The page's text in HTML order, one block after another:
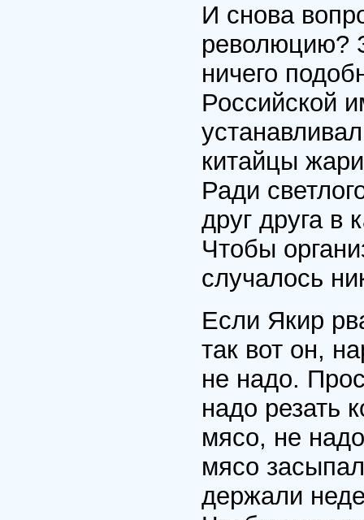
И снова
революцию?
ничего
Российской
китайцы
Ради
друг друга в
Чтобы
случалось
Если Якир
так вот он,
не надо.
надо резать
мясо, не
мясо
держали